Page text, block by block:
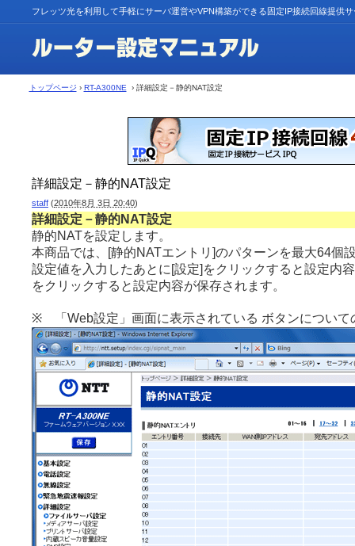
フレッツ光を利用して手軽にサーバ運営やVPN構築ができる固定IP接続回線提供
トップページ › RT-A300NE › 詳細設定－静的NAT設定
詳細設定－静的NAT設定
staff (2010年8月 3日 20:40)
詳細設定－静的NAT設定
静的NATを設定します。
本商品では、[静的NATエントリ]のパターンを最大64個
設定値を入力したあとに[設定]をクリックすると設定内
をクリックすると設定内容が保存されます。
※ 「Web設定」画面に表示されている ボタンについて